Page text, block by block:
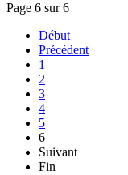
Page 6 sur 6
Début
Précédent
1
2
3
4
5
6
Suivant
Fin